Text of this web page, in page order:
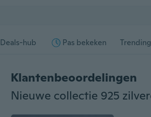
Deals-hub Pas bekeken Trending
Klantenbeoordelingen